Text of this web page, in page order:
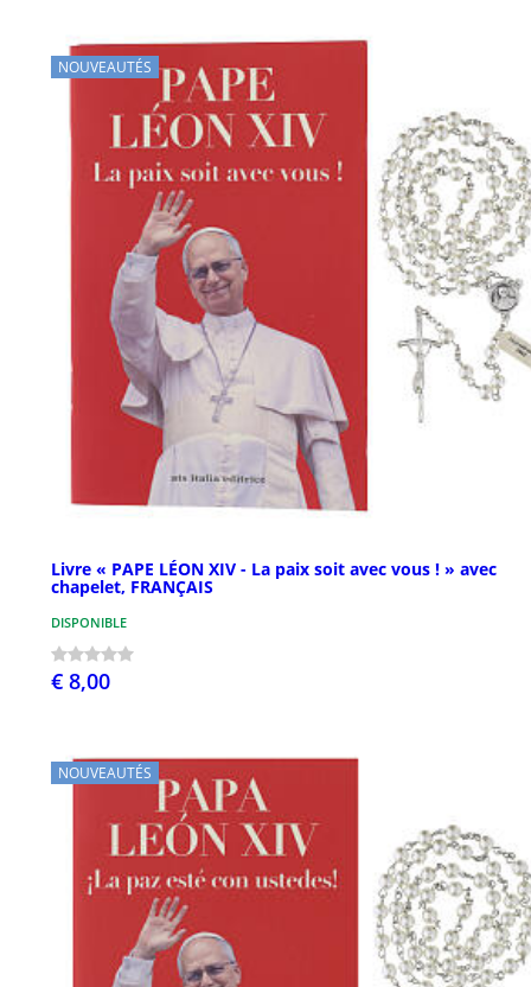
NOUVEAUTÉS
Livre « PAPE LÉON XIV - La paix soit avec vous ! » avec
chapelet, FRANÇAIS
DISPONIBLE
€ 8,00
NOUVEAUTÉS